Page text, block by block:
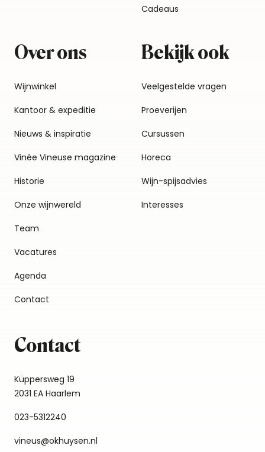
Cadeaus
Over ons
Wijnwinkel
Kantoor & expeditie
Nieuws & inspiratie
Vinée Vineuse magazine
Historie
Onze wijnwereld
Team
Vacatures
Agenda
Contact
Bekijk ook
Veelgestelde vragen
Proeverijen
Cursussen
Horeca
Wijn-spijsadvies
Interesses
Contact
Küppersweg 19
2031 EA Haarlem
023-5312240
vineus@okhuysen.nl